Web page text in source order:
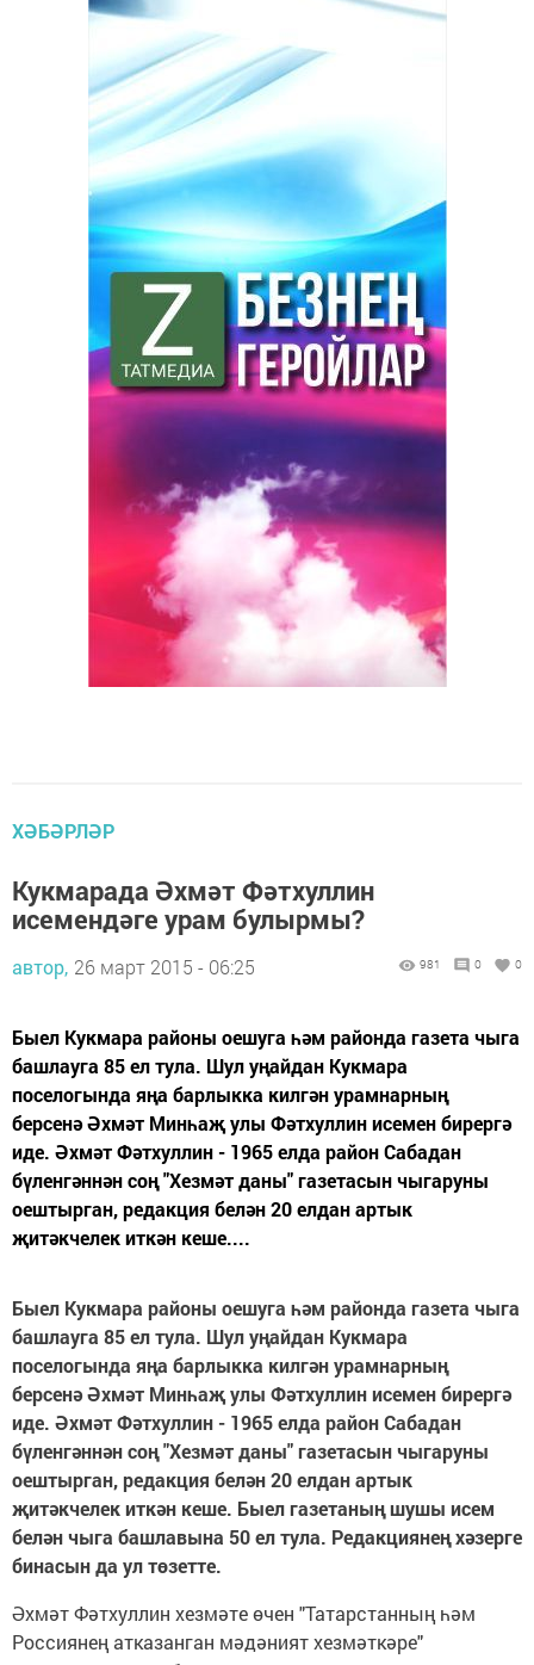
ХӘБӘРЛӘР
Кукмарада Әхмәт Фәтхуллин
исемендәге урам булырмы?
автор, 26 март 2015 - 06:25 981 0 0
Быел Кукмара районы оешуга һәм районда газета чыга
башлауга 85 ел тула. Шул уңайдан Кукмара
поселогында яңа барлыкка килгән урамнарның
берсенә Әхмәт Минһаҗ улы Фәтхуллин исемен бирергә
иде. Әхмәт Фәтхуллин - 1965 елда район Сабадан
бүленгәннән соң "Хезмәт даны" газетасын чыгаруны
оештырган, редакция белән 20 елдан артык
җитәкчелек иткән кеше....
Быел Кукмара районы оешуга һәм районда газета чыга
башлауга 85 ел тула. Шул уңайдан Кукмара
поселогында яңа барлыкка килгән урамнарның
берсенә Әхмәт Минһаҗ улы Фәтхуллин исемен бирергә
иде. Әхмәт Фәтхуллин - 1965 елда район Сабадан
бүленгәннән соң "Хезмәт даны" газетасын чыгаруны
оештырган, редакция белән 20 елдан артык
җитәкчелек иткән кеше. Быел газетаның шушы исем
белән чыга башлавына 50 ел тула. Редакциянең хәзерге
бинасын да ул төзетте.
Әхмәт Фәтхуллин хезмәте өчен "Татарстанның һәм
Россиянең атказанган мәдәният хезмәткәре"